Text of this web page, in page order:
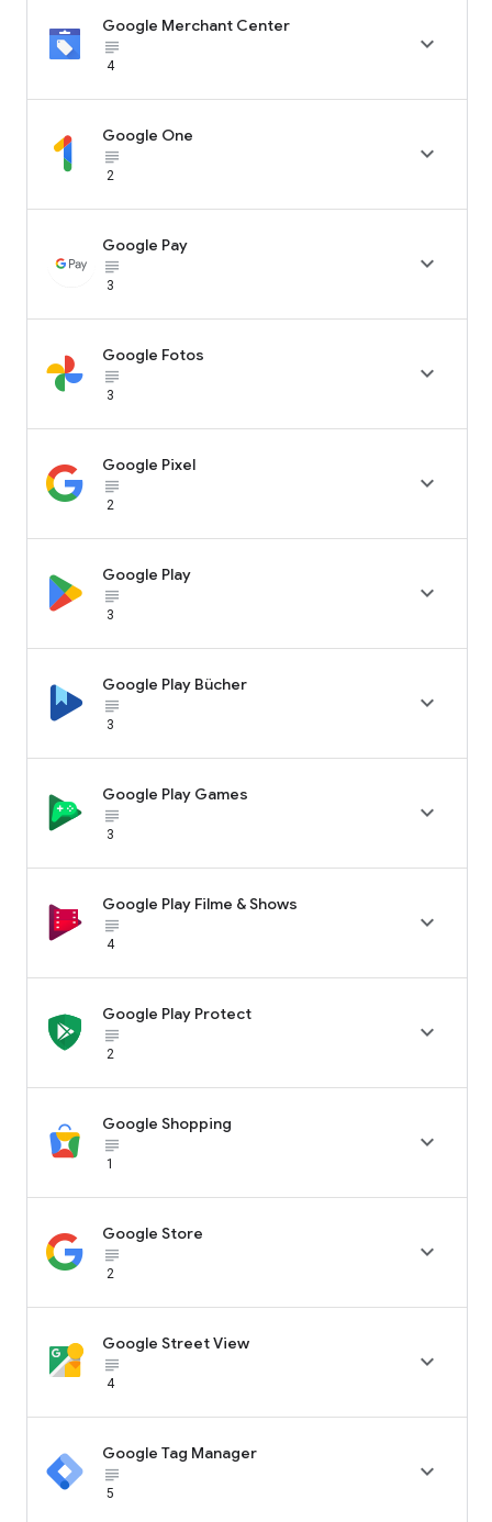
Google Merchant Center
subject_black
4

Google One
subject_black
2

Google Pay
subject_black
3

Google Fotos
subject_black
3

Google Pixel
subject_black
2

Google Play
subject_black
3

Google Play Bücher
subject_black
3

Google Play Games
subject_black
3

Google Play Filme & Shows
subject_black
4

Google Play Protect
subject_black
2

Google Shopping
subject_black
1

Google Store
subject_black
2

Google Street View
subject_black
4

Google Tag Manager
subject_black
5
